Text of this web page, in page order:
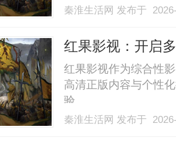
SAL、海运水陆路业
口中国价格DHL国际
秦淮生活网 发布于
红果影视：开启
红果影视作为综合性
高清正版内容与个性
验。......
秦淮生活网 发布于